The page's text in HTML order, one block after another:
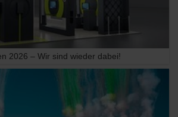
2026 – Wir sind wieder dabei!